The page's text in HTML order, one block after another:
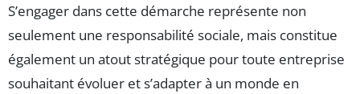
S’engager dans cette démarche représente non
seulement une responsabilité sociale, mais constitue
également un atout stratégique pour toute entreprise
souhaitant évoluer et s’adapter à un monde en